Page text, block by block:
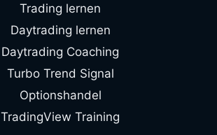
Trading lernen
Daytrading lernen
Daytrading Coaching
Turbo Trend Signal
Optionshandel
TradingView Training